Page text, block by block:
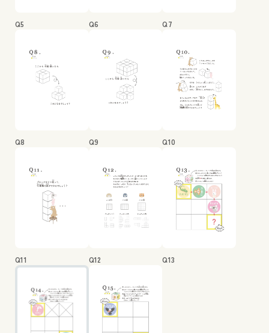
Q5 Q6 Q7
Q8 Q9 Q10
Q11 Q12 Q13